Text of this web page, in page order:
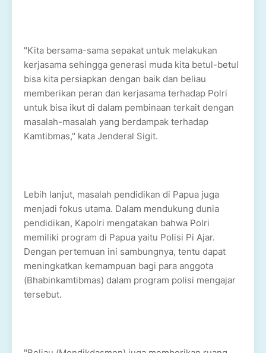
"Kita bersama-sama sepakat untuk melakukan
kerjasama sehingga generasi muda kita betul-betul
bisa kita persiapkan dengan baik dan beliau
memberikan peran dan kerjasama terhadap Polri
untuk bisa ikut di dalam pembinaan terkait dengan
masalah-masalah yang berdampak terhadap
Kamtibmas," kata Jenderal Sigit.
Lebih lanjut, masalah pendidikan di Papua juga
menjadi fokus utama. Dalam mendukung dunia
pendidikan, Kapolri mengatakan bahwa Polri
memiliki program di Papua yaitu Polisi Pi Ajar.
Dengan pertemuan ini sambungnya, tentu dapat
meningkatkan kemampuan bagi para anggota
(Bhabinkamtibmas) dalam program polisi mengajar
tersebut.